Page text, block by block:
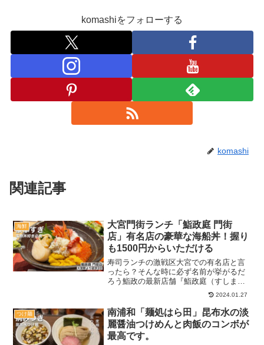
komashiをフォローする
komashi
関連記事
海鮮
大宮門街ランチ「鮨政庭 門街
店」有名店の豪華な海船丼！握り
も1500円からいただける
寿司ランチの激戦区大宮での有名店と言
ったら？そんな時に必ず名前が挙がるだ
ろう鮨政の最新店舗『鮨政庭（すしまさ
てい）門街店』へ行ってきました。お馴
染みのにぎりランチから、豪華な海鮮丼
を発見してきたので、ぜひチェックして
くださいね♪記事のメニュ...
2024.01.27
つけ麺
南浦和「麺処はら田」昆布水の淡
麗醤油つけめんと肉飯のコンボが
最高です。